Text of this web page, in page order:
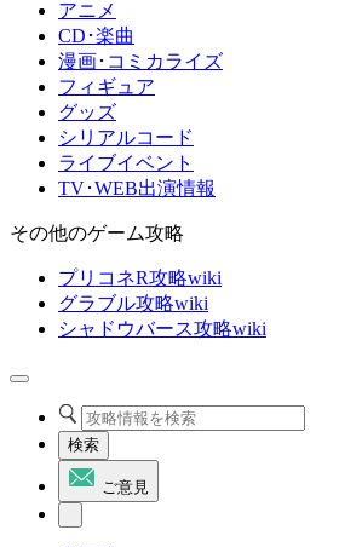
アニメ
CD･楽曲
漫画･コミカライズ
フィギュア
グッズ
シリアルコード
ライブイベント
TV･WEB出演情報
その他のゲーム攻略
プリコネR攻略wiki
グラブル攻略wiki
シャドウバース攻略wiki
検索
ご意見